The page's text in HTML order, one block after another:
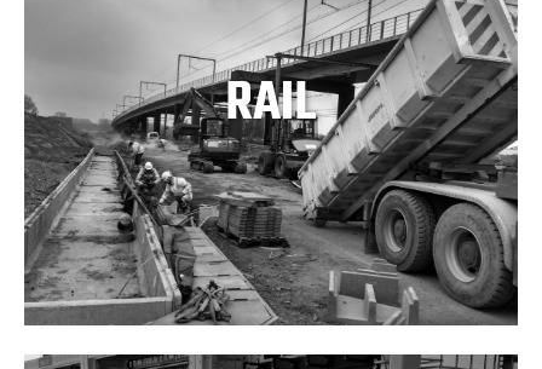
RAIL